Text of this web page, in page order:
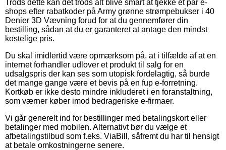
Trods dette kan det trods alt blive smart at tjekke et par e-
shops efter rabatkoder på Army grønne strømpebukser i 40
Denier 3D Vævning forud for at du gennemfører din
bestilling, sådan at du er garanteret at antage den mindst
kostelige pris.
Du skal imidlertid være opmærksom på, at i tilfælde af at en
internet forhandler udlover et produkt til salg for en
udsalgspris der kan ses som utopisk fordelagtig, så burde
det mange gange være et bevis på en fup e-forretning.
Kortkøb er ikke desto mindre inkluderet i en foranstaltning,
som værner køber imod bedrageriske e-firmaer.
Vi går generelt ind for bestillinger med betalingskort eller
betalinger med mobilen. Alternativt bør du vælge et
afbetalingstilbud som f.eks. ViaBill, såfremt du har til hensigt
at betale omkostningerne senere.